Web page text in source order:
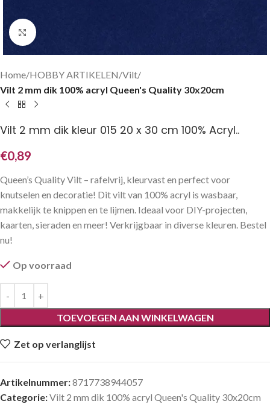
Klik om te vergroten
Home HOBBY ARTIKELEN Vilt
Vilt 2 mm dik 100% acryl Queen's Quality 30x20cm
Vilt 2 mm dik kleur 015 20 x 30 cm 100% Acryl..
€0,89
Queen’s Quality Vilt – rafelvrij, kleurvast en perfect voor
knutselen en decoratie! Dit vilt van 100% acryl is wasbaar,
makkelijk te knippen en te lijmen. Ideaal voor DIY-projecten,
kaarten, sieraden en meer! Verkrijgbaar in diverse kleuren. Bestel
nu!
Op voorraad
TOEVOEGEN AAN WINKELWAGEN
Zet op verlanglijst
Artikelnummer:8717738944057
Categorie:Vilt 2 mm dik 100% acryl Queen's Quality 30x20cm